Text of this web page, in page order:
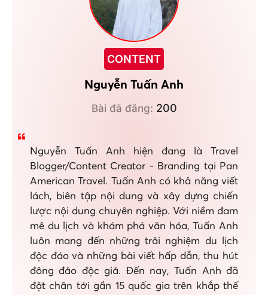
CONTENT
Nguyễn Tuấn Anh
Bài đã đăng: 200
Nguyễn Tuấn Anh hiện đang là Travel
Blogger/Content Creator - Branding tại Pan
American Travel. Tuấn Anh có khả năng viết
lách, biên tập nội dung và xây dựng chiến
lược nội dung chuyên nghiệp. Với niềm đam
mê du lịch và khám phá văn hóa, Tuấn Anh
luôn mang đến những trải nghiệm du lịch
độc đáo và những bài viết hấp dẫn, thu hút
đông đảo độc giả. Đến nay, Tuấn Anh đã
đặt chân tới gần 15 quốc gia trên khắp thế